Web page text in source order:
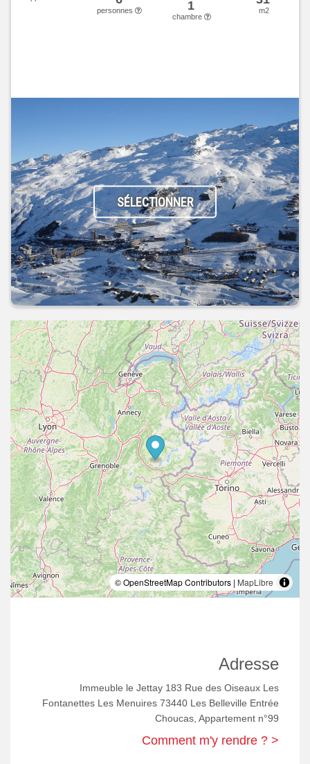
personnes 1
chambre
m2
SÉLECTIONNER
© OpenStreetMap Contributors | MapLibre
Adresse
Immeuble le Jettay 183 Rue des Oiseaux Les
Fontanettes Les Menuires 73440 Les Belleville Entrée
Choucas, Appartement n°99
Comment m'y rendre ? >